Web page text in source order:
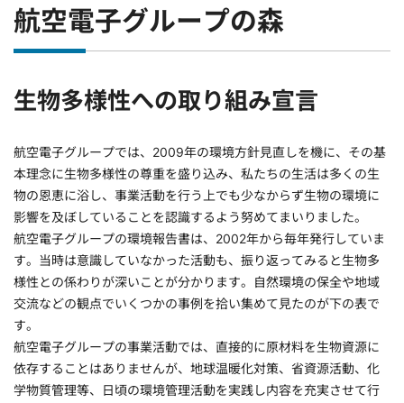
航空電子グループの森
生物多様性への取り組み宣言
航空電子グループでは、2009年の環境方針見直しを機に、その基
本理念に生物多様性の尊重を盛り込み、私たちの生活は多くの生
物の恩恵に浴し、事業活動を行う上でも少なからず生物の環境に
影響を及ぼしていることを認識するよう努めてまいりました。
航空電子グループの環境報告書は、2002年から毎年発行していま
す。当時は意識していなかった活動も、振り返ってみると生物多
様性との係わりが深いことが分かります。自然環境の保全や地域
交流などの観点でいくつかの事例を拾い集めて見たのが下の表で
す。
航空電子グループの事業活動では、直接的に原材料を生物資源に
依存することはありませんが、地球温暖化対策、省資源活動、化
学物質管理等、日頃の環境管理活動を実践し内容を充実させて行